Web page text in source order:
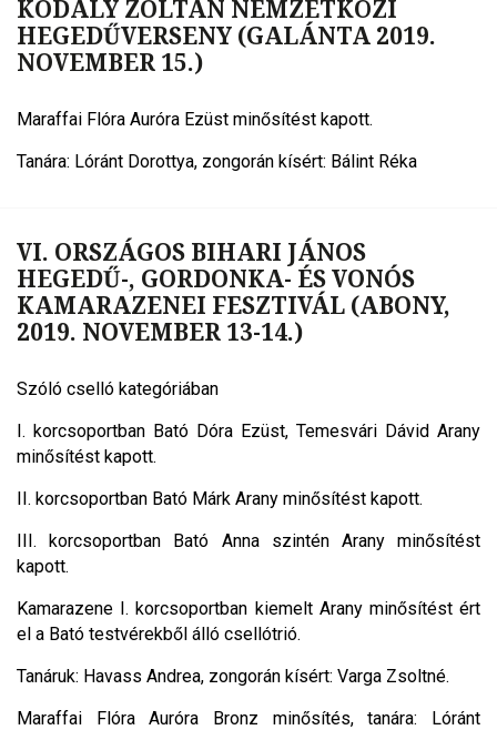
KODÁLY ZOLTÁN NEMZETKÖZI
HEGEDŰVERSENY (GALÁNTA 2019.
NOVEMBER 15.)
Maraffai Flóra Auróra Ezüst minősítést kapott.
Tanára: Lóránt Dorottya, zongorán kísért: Bálint Réka
VI. ORSZÁGOS BIHARI JÁNOS
HEGEDŰ-, GORDONKA- ÉS VONÓS
KAMARAZENEI FESZTIVÁL (ABONY,
2019. NOVEMBER 13-14.)
Szóló cselló kategóriában
I. korcsoportban Bató Dóra Ezüst, Temesvári Dávid Arany
minősítést kapott.
II. korcsoportban Bató Márk Arany minősítést kapott.
III. korcsoportban Bató Anna szintén Arany minősítést
kapott.
Kamarazene I. korcsoportban kiemelt Arany minősítést ért
el a Bató testvérekből álló csellótrió.
Tanáruk: Havass Andrea, zongorán kísért: Varga Zsoltné.
Maraffai Flóra Auróra Bronz minősítés, tanára: Lóránt